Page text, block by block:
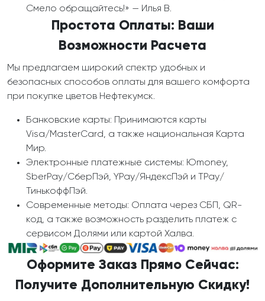
Смело обращайтесь!» — Илья В.
Простота Оплаты: Ваши
Возможности Расчета
Мы предлагаем широкий спектр удобных и
безопасных способов оплаты для вашего комфорта
при покупке цветов Нефтекумск.
Банковские карты: Принимаются карты
Visa/MasterCard, а также национальная Карта
Мир.
Электронные платежные системы: Юmoney,
SberPay/СберПэй, YPay/ЯндексПэй и TPay/
ТинькоффПэй.
Современные методы: Оплата через СБП, QR-
код, а также возможность разделить платеж с
сервисом Долями или картой Халва.
Оформите Заказ Прямо Сейчас:
Получите Дополнительную Скидку!